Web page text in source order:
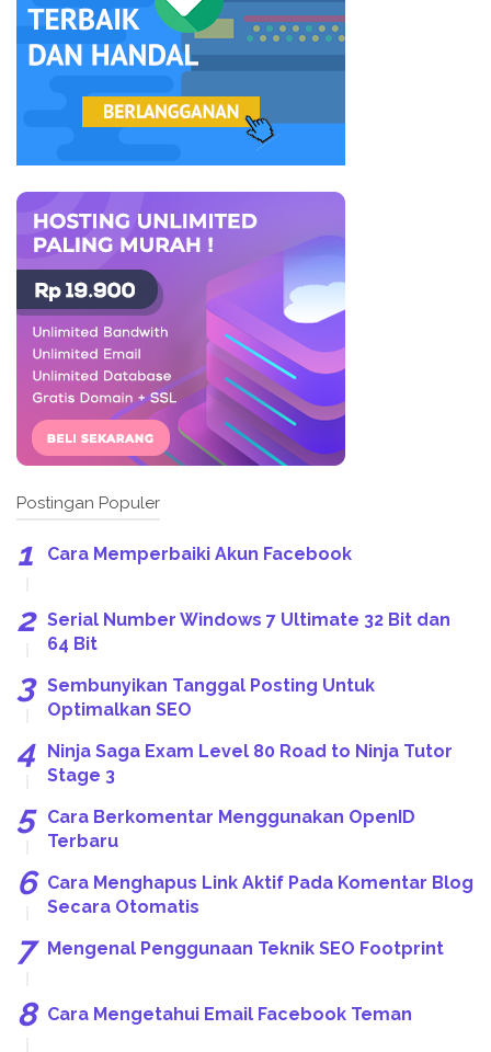
Postingan Populer
Cara Memperbaiki Akun Facebook
Serial Number Windows 7 Ultimate 32 Bit dan
64 Bit
Sembunyikan Tanggal Posting Untuk
Optimalkan SEO
Ninja Saga Exam Level 80 Road to Ninja Tutor
Stage 3
Cara Berkomentar Menggunakan OpenID
Terbaru
Cara Menghapus Link Aktif Pada Komentar Blog
Secara Otomatis
Mengenal Penggunaan Teknik SEO Footprint
Cara Mengetahui Email Facebook Teman